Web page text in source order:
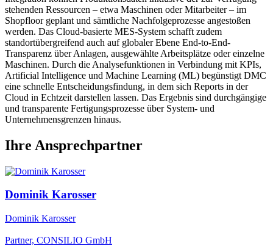
stehenden Ressourcen – etwa Maschinen oder Mitarbeiter – im
Shopfloor geplant und sämtliche Nachfolgeprozesse angestoßen
werden. Das Cloud-basierte MES-System schafft zudem
standortübergreifend auch auf globaler Ebene End-to-End-
Transparenz über Anlagen, ausgewählte Arbeitsplätze oder einzelne
Maschinen. Durch die Analysefunktionen in Verbindung mit KPIs,
Artificial Intelligence und Machine Learning (ML) begünstigt DMC
eine schnelle Entscheidungsfindung, in dem sich Reports in der
Cloud in Echtzeit darstellen lassen. Das Ergebnis sind durchgängige
und transparente Fertigungsprozesse über System- und
Unternehmensgrenzen hinaus.
Ihre Ansprechpartner
Dominik Karosser
Dominik Karosser
Partner, CONSILIO GmbH